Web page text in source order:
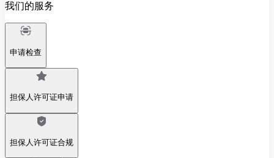
我们的服务
申请检查
担保人许可证申请
担保人许可证合规